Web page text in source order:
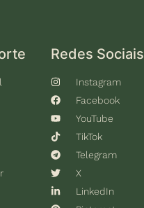
Redes Sociais
Instagram
Facebook
YouTube
TikTok
Telegram
X
LinkedIn